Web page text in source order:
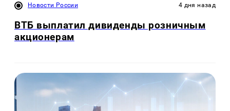
Новости России 4 дня назад
ВТБ выплатил дивиденды розничным
акционерам